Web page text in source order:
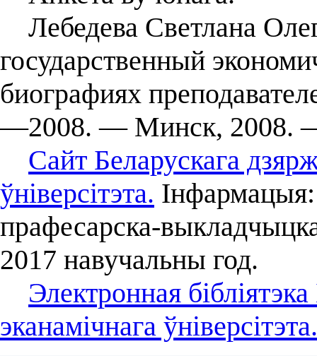
Лебедева Светлана
государственный
биографиях
—2008. — Минск, 2008.
Сайт Беларускага
ўніверсітэта.
прафесарска-
2017 навучальны год.
Электронная
эканамічнага ўніверсітэта.